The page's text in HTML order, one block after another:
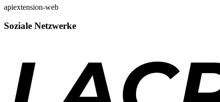
apiextension-web
Soziale Netzwerke